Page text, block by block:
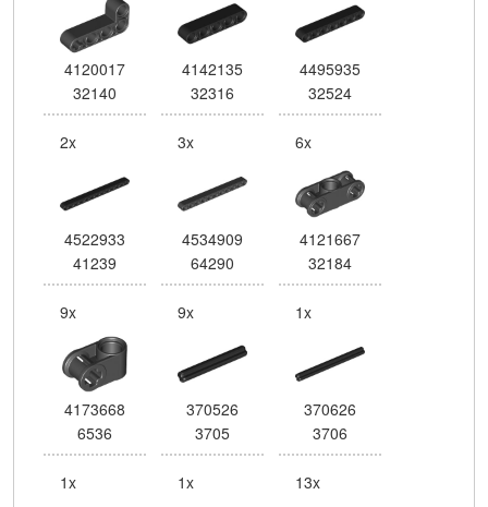
4120017
32140
4142135
32316
4495935
32524
2x
4522933
41239
3x
4534909
64290
6x
4121667
32184
9x
4173668
6536
9x
370526
3705
1x
370626
3706
1x 1x 13x